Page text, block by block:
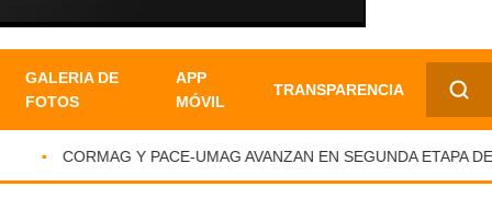
GALERIA DE
FOTOS
APP
MÓVIL
TRANSPARENCIA
✕
CORMAG Y PACE-UMAG AVANZAN EN SEGUNDA ETAPA DE